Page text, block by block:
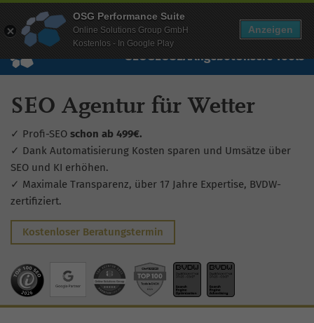
Wissen Free Checks Über uns Free Account
SEOGEOSEAAngebotUnsere Tools
SEO Agentur für Wetter
✓ Profi-SEO schon ab 499€.
✓ Dank Automatisierung Kosten sparen und Umsätze über
SEO und KI erhöhen.
✓ Maximale Transparenz, über 17 Jahre Expertise, BVDW-
zertifiziert.
Kostenloser Beratungstermin
OSG Performance Suite
Online Solutions Group GmbH
Kostenlos - In Google Play
Anzeigen